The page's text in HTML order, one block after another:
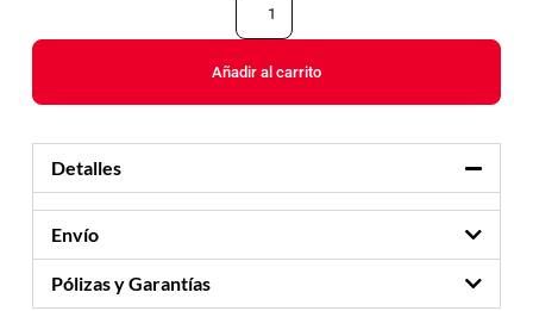
Añadir al carrito
Detalles
Envío
Pólizas y Garantías